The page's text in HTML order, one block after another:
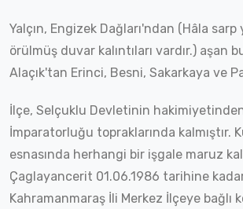
Yalçın, Engizek Dağları'ndan (Hâla
örülmüş duvar kalıntıları vardır.) aşan
Alaçık'tan Erinci, Besni, Sakarkaya ve
İlçe, Selçuklu Devletinin
İmparatorluğu topraklarında kalmıştır.
esnasında herhangi bir işgale maruz
Çaglayancerit 01.06.1986 tarihine
Kahramanmaraş İli Merkez İlçeye bağlı